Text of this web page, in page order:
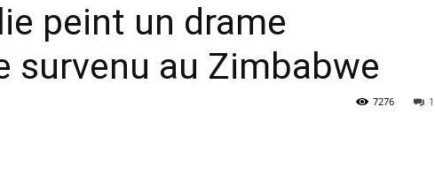
ARTMAG
peint un drame
survenu au Zimbabwe
1
7276